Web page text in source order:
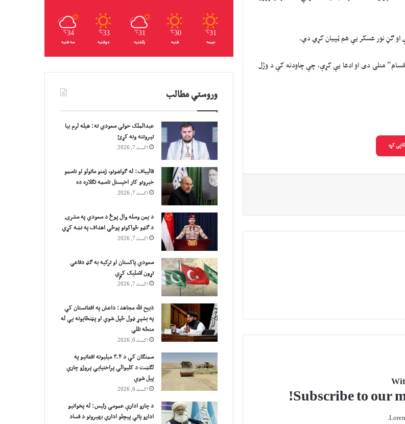
او ګڼ نور عسکر یې هم ټپیان کړي دي.
منلی دی او ادعا یې کړې، چې چاودنه کې د وژل
کړه
Subscribe to our
31
℃
جمعه
30
℃
شنبه
31
℃
یکشنبه
33
℃
دوشنبه
34
℃
سه شنبه
وروستي مطالب
عبدالملک حوثي سعودي ته: هیله لرم بیا
تېروتنه ونه کړئ
اگست 7, 2026
قالیباف: له ګواښونو، ژمنو ماتولو او ناسمو
خبرونو کار اخیستل ناسمه تګلاره ده
اگست 7, 2026
د یمن وسله وال پوځ د سعودي په مشرۍ
د ګډو ځواکونو پوځي اهداف په نښه کړي
اگست 7, 2026
سعودي پاکستان او ترکیه به ګډ دفاعي
تړون لاسلیک کړٍي
اگست 7, 2026
ذبیح الله مجاهد: داعش په افغانستان کې
په بشپړ ډول ځپل شوې او پټنځایونه یې له
منځه تللي
اگست 6, 2026
سمنګان کې د ۳.۴ میلیونه افغانیو په
لګښت د کلیوالي پراختیايي پروژو چارې
پیل شوې
اگست 6, 2026
د چارو ادارې عمومي رئیس: له پخوانیو
ادارو پاتې پيچلو اداري بهیرونو د فساد